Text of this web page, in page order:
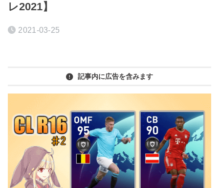
レ2021】
2021-03-25
記事内に広告を含みます